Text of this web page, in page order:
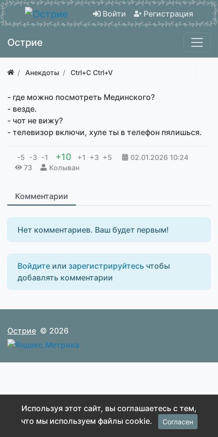
Войти Регистрация
Острие
Анекдоты Ctrl+C Ctrl+V
- где можно посмотреть Мединского?
- везде.
- чот не вижу?
- телевизор включи, хуле ты в телефон пялишься.
-5 -3 -1 +10 +1 +3 +5 02.01.2026 10:24
73
Колыван
Комментарии
Нет комментариев. Ваш будет первым!
Войдите или зарегистрируйтесь чтобы
добавлять комментарии
Острие © 2026
Используя этот сайт, вы соглашаетесь с тем,
что мы используем файлы cookie.
Согласен